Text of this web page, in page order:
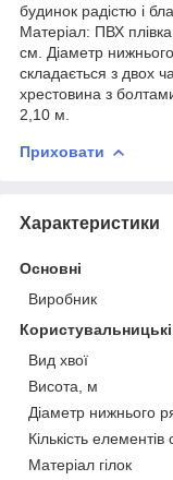
будинок радістю і
Матеріал: ПВХ
см. Діаметр
складається з двох
хрестовина з
2,10 м.
Приховати
Характеристики
Основні
Виробник
Вид хвої
Висота, м
Діаметр нижнього
Кількість елементів
Матеріал гілок